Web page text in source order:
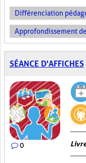
Différenciation
Approfondissement
SÉANCE D'AFFICHES
0